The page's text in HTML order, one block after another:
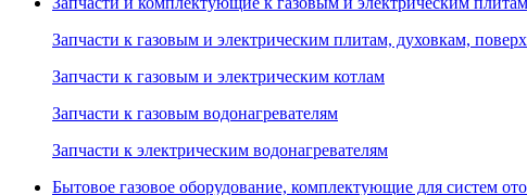
Запчасти к газовым и электрическим плитам, духовкам,
Запчасти к газовым и электрическим котлам
Запчасти к газовым водонагревателям
Запчасти к электрическим водонагревателям
Бытовое газовое оборудование, комплектующие для систем